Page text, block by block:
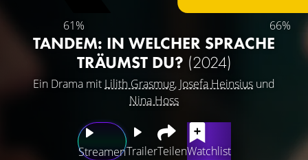
61% 66%
TANDEM: IN WELCHER SPRACHE
TRÄUMST DU? (2024)
Ein Drama mit Lilith Grasmug, Josefa Heinsius und
Nina Hoss
StreamenTrailerTeilenWatchlist